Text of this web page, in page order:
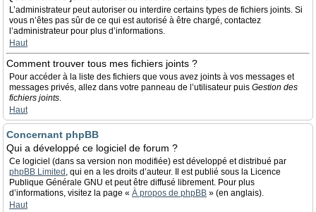
L’administrateur peut autoriser ou interdire certains types de fichiers joints. Si
vous n’êtes pas sûr de ce qui est autorisé à être chargé, contactez
l’administrateur pour plus d’informations.
Haut
Comment trouver tous mes fichiers joints ?
Pour accéder à la liste des fichiers que vous avez joints à vos messages et
messages privés, allez dans votre panneau de l’utilisateur puis Gestion des
fichiers joints.
Haut
Concernant phpBB
Qui a développé ce logiciel de forum ?
Ce logiciel (dans sa version non modifiée) est développé et distribué par
phpBB Limited , qui en a les droits d’auteur. Il est publié sous la Licence
Publique Générale GNU et peut être diffusé librement. Pour plus
d’informations, visitez la page « À propos de phpBB » (en anglais).
Haut